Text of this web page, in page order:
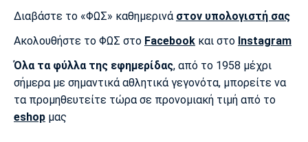
Διαβάστε το «ΦΩΣ» καθημερινά στον υπολογιστή σας
Ακολουθήστε το ΦΩΣ στο Facebook και στο Instagram
Όλα τα φύλλα της εφημερίδας, από το 1958 μέχρι
σήμερα με σημαντικά αθλητικά γεγονότα, μπορείτε να
τα προμηθευτείτε τώρα σε προνομιακή τιμή από το
eshop μας